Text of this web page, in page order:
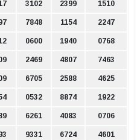
3102 2399 1510
7848 1154 2247
0600 1940 0768
2469 4807 7463
6705 2588 4625
0532 8874 1922
6261 4083 0706
9331 6724 4601